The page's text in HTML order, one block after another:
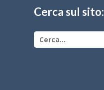
Cerca sul sito: